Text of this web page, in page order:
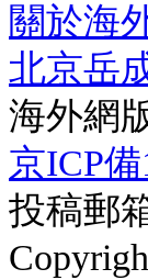
關於海
北京岳
海外網
京ICP備
投稿郵